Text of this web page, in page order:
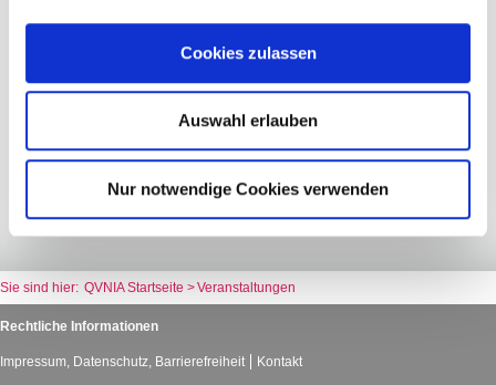
Cookies zulassen
Auswahl erlauben
Nur notwendige Cookies verwenden
Öffnungszeiten:
Montag bis Freitag 9.00 bis 17.00 Uhr
Tel:030/ 474 88 77 0
kontakt@qvnia.de
QVNIA Startseite Veranstaltungen
Rechtliche Informationen
Impressum, Datenschutz, Barrierefreiheit Kontakt